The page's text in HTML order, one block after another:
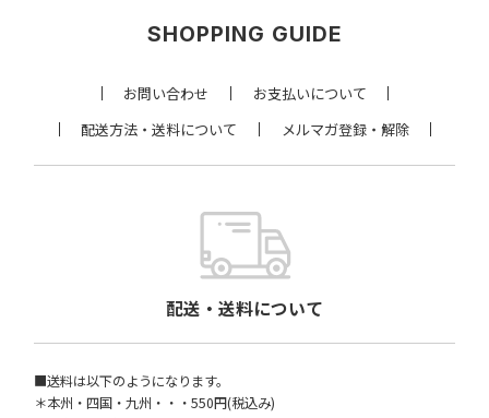
SHOPPING GUIDE
お問い合わせ
お支払いについて
配送方法・送料について
メルマガ登録・解除
配送・送料について
■送料は以下のようになります。
＊本州・四国・九州・・・550円(税込み)